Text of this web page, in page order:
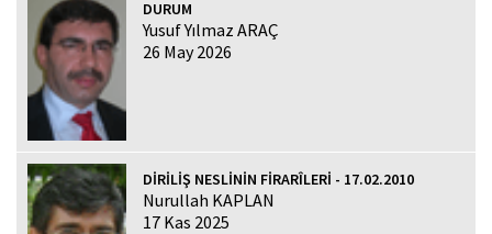
DURUM
Yusuf Yılmaz ARAÇ
26 May 2026
DİRİLİŞ NESLİNİN FİRARÎLERİ - 17.02.2010
Nurullah KAPLAN
17 Kas 2025